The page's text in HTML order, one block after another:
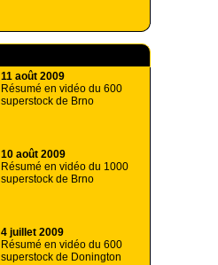
11 août 2009
Résumé en vidéo du 600
superstock de Brno
10 août 2009
Résumé en vidéo du 1000
superstock de Brno
4 juillet 2009
Résumé en vidéo du 600
superstock de Donington